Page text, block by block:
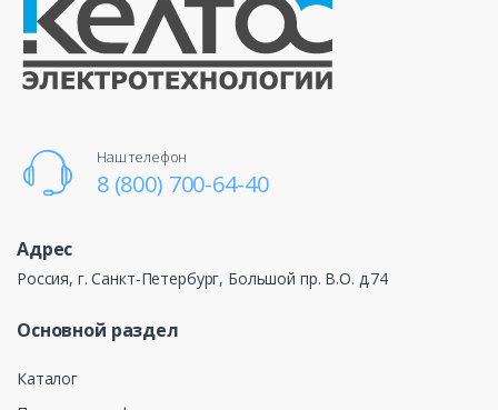
Наш телефон
8 (800) 700-64-40
Адрес
Россия, г. Санкт-Петербург, Большой пр. В.О. д.74
Основной раздел
Каталог